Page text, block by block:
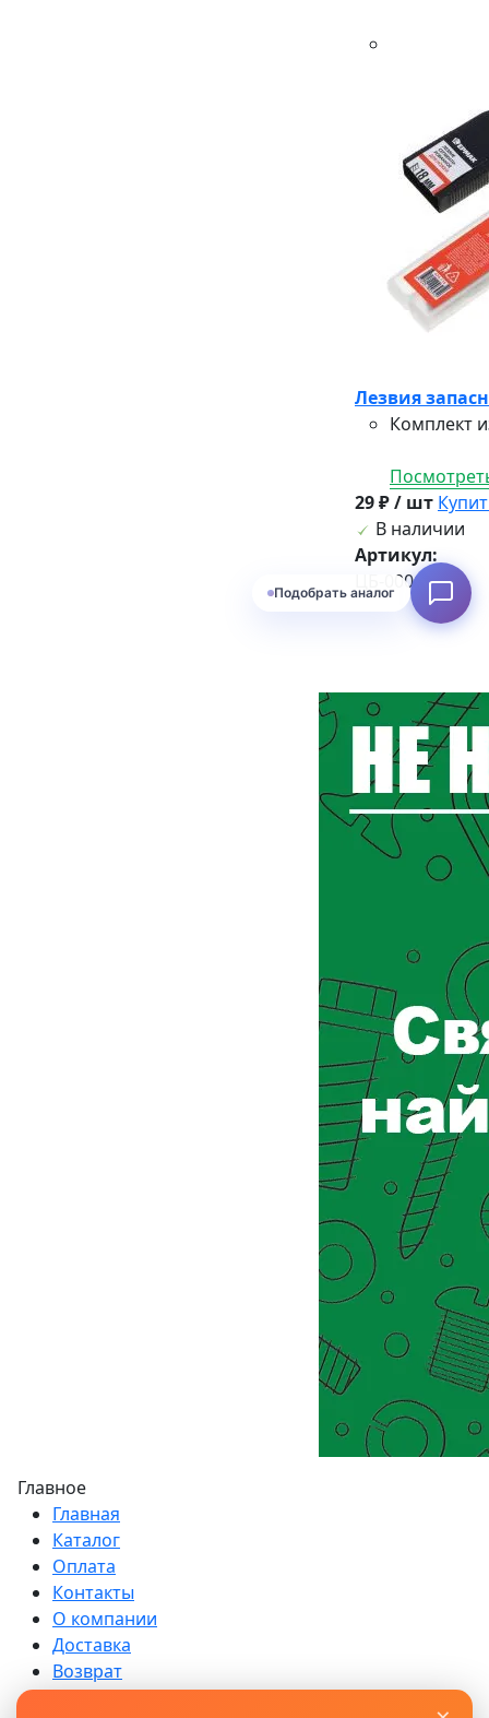
Лезвия
Комплект
29 ₽ / шт
В наличии
Артикул:
ЦБ-00015152
Главное
Главная
Каталог
Оплата
Контакты
О компании
Доставка
Возврат
Блог
Подобрать аналог